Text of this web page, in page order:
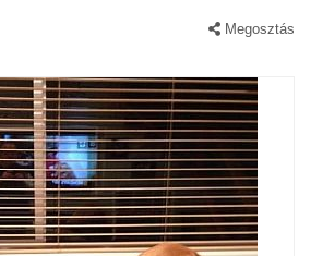
Megosztás